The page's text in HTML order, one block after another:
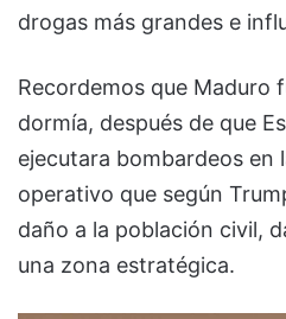
drogas más grandes e
Recordemos que Maduro
dormía, después de que
ejecutara bombardeos en
operativo que según
daño a la población civil,
una zona estratégica.